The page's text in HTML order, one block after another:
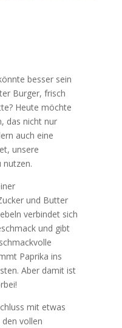
besser sein
Burger, frisch
Heute möchte
das nicht nur
auch eine
unsere
nutzen.
und Butter
verbindet sich
und gibt
Paprika ins
Aber damit ist
mit etwas
vollen